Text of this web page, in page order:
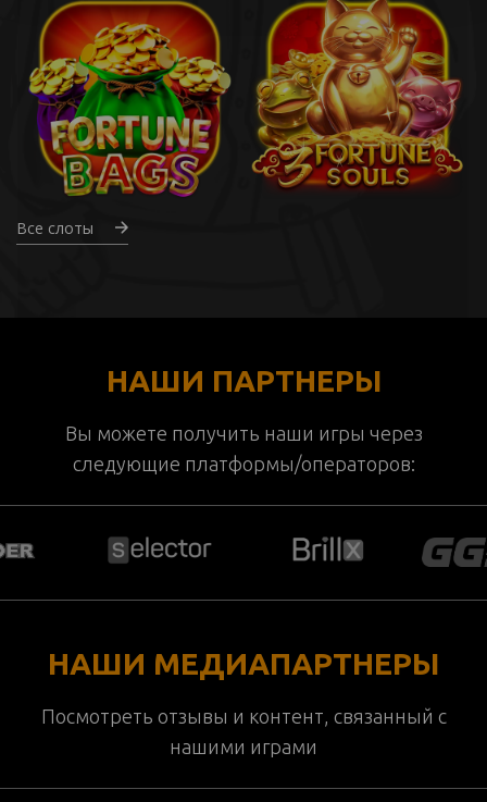
Все слоты
НАШИ ПАРТНЕРЫ
Вы можете получить наши игры через
следующие платформы/операторов:
НАШИ МЕДИАПАРТНЕРЫ
Посмотреть отзывы и контент, связанный с
нашими играми